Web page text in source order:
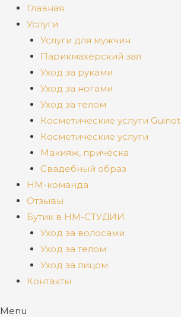
Главная
Услуги
Услуги для мужчин
Парикмахерский зал
Уход за руками
Уход за ногами
Уход за телом
Косметические услуги Guinot
Косметические услуги
Макияж, причёска
Свадебный образ
НМ-команда
Отзывы
Бутик в НМ-СТУДИИ
Уход за волосами
Уход за телом
Уход за лицом
Контакты
Menu